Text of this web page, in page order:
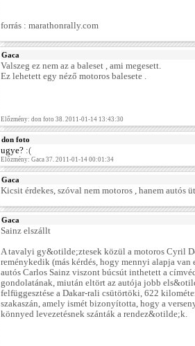
forrás : marathonrally.com
Gaca
Valszeg ez nem az a baleset , ami megesett.
Ez lehetett egy néző motoros balesete .
Előzmény: don foto 38. 2011-01-14 13:43:30
don foto
ugye? :(
Előzmény: Gaca 37. 2011-01-14 00:01:34
Gaca
Kicsit érdekes, szóval nem motoros , hanem autós
Gaca
Sainz elszállt
A tavalyi gy&otilde;ztesek közül a motoros Cyril
reménykedik (más kérdés, hogy mennyi alapja van
autós Carlos Sainz viszont búcsút inthetett a
gondolatának, miután eltört az autója jobb
felfüggesztése a Dakar-rali csütörtöki, 622
szakaszán, amely ismét bizonyította, hogy a
könnyed levezetésnek szánták a rendez&otilde;k.